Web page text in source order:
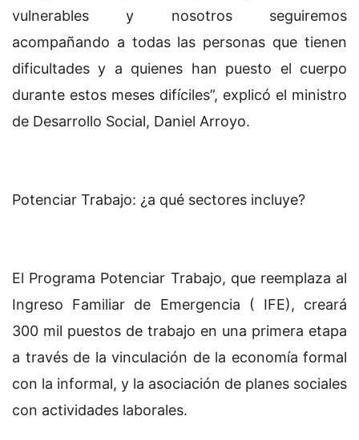
vulnerables y nosotros seguiremos
acompañando a todas las personas que tienen
dificultades y a quienes han puesto el cuerpo
durante estos meses difíciles”, explicó el ministro
de Desarrollo Social, Daniel Arroyo.
Potenciar Trabajo: ¿a qué sectores incluye?
El Programa Potenciar Trabajo, que reemplaza al
Ingreso Familiar de Emergencia ( IFE), creará
300 mil puestos de trabajo en una primera etapa
a través de la vinculación de la economía formal
con la informal, y la asociación de planes sociales
con actividades laborales.